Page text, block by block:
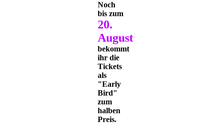
Noch
bis zum
20.
August
bekommt
ihr die
Tickets
als
"Early
Bird"
zum
halben
Preis.